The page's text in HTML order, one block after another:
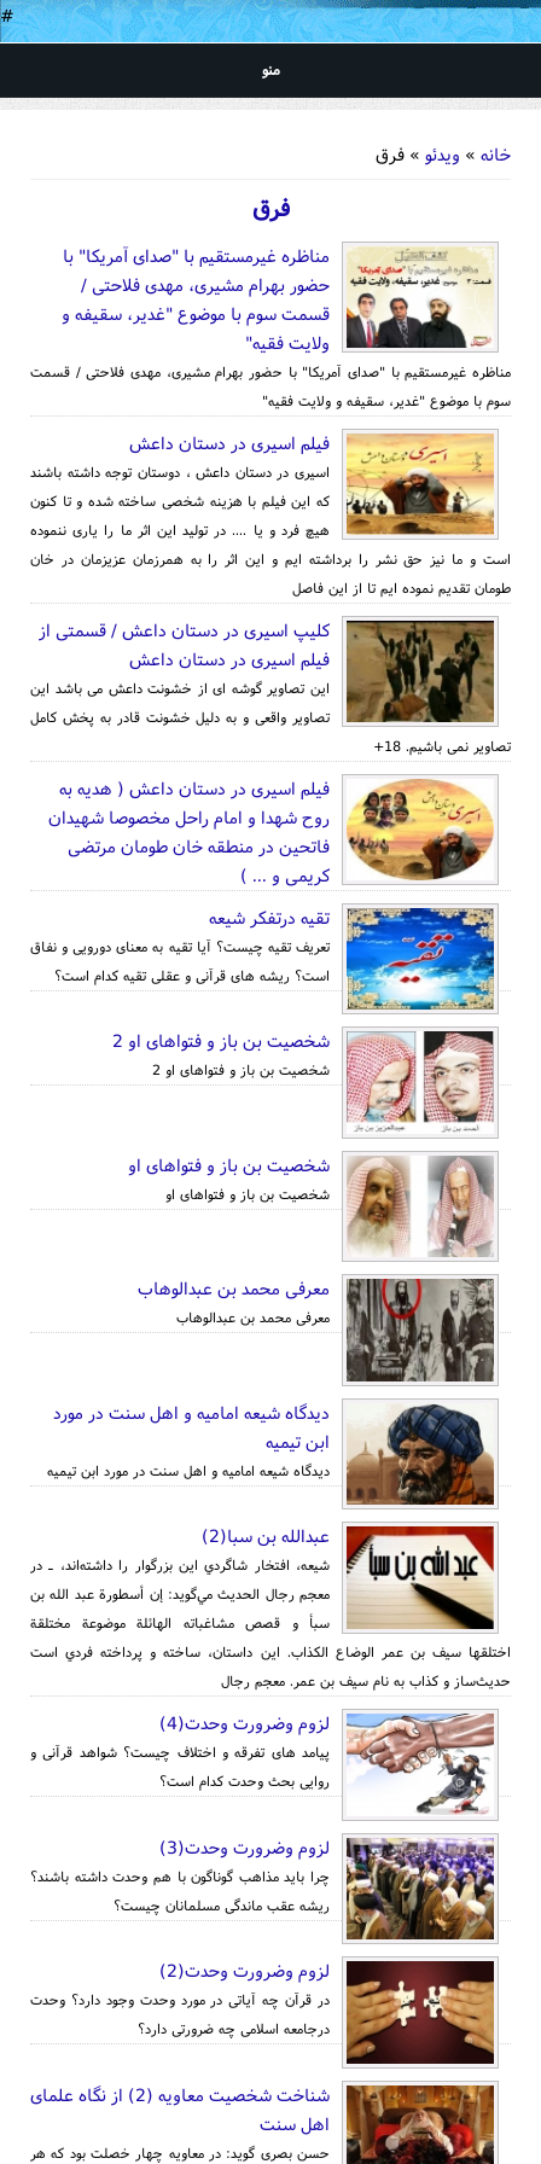
#
منو
خانه » ویدئو » فرق
فرق
مناظره غیرمستقیم با "صدای آمریکا" با
حضور بهرام مشیری، مهدی فلاحتی /
قسمت سوم با موضوع "غدیر، سقیفه و
ولایت فقیه"
مناظره غیرمستقیم با "صدای آمریکا" با حضور بهرام مشیری، مهدی فلاحتی / قسمت
سوم با موضوع "غدیر، سقیفه و ولایت فقیه"
فیلم اسیری در دستان داعش
اسیری در دستان داعش ، دوستان توجه داشته باشند
که این فیلم با هزینه شخصی ساخته شده و تا کنون
هیچ فرد و یا .... در تولید این اثر ما را یاری ننموده
است و ما نیز حق نشر را برداشته ایم و این اثر را به همرزمان عزیزمان در خان
طومان تقدیم نموده ایم تا از این فاصل
کلیپ اسیری در دستان داعش / قسمتی از
فیلم اسیری در دستان داعش
این تصاویر گوشه ای از خشونت داعش می باشد این
تصاویر واقعی و به دلیل خشونت قادر به پخش کامل
تصاویر نمی باشیم. 18+
فیلم اسیری در دستان داعش ( هدیه به
روح شهدا و امام راحل مخصوصا شهیدان
فاتحین در منطقه خان طومان مرتضی
کریمی و ... )
تقیه درتفکر شیعه
تعریف تقیه چیست؟ آیا تقیه به معنای دورویی و نفاق
است؟ ریشه های قرآنی و عقلی تقیه کدام است؟
شخصیت بن باز و فتواهای او 2
شخصیت بن باز و فتواهای او 2
شخصیت بن باز و فتواهای او
شخصیت بن باز و فتواهای او
معرفی محمد بن عبدالوهاب
معرفی محمد بن عبدالوهاب
دیدگاه شیعه امامیه و اهل سنت در مورد
ابن تیمیه
دیدگاه شیعه امامیه و اهل سنت در مورد ابن تیمیه
عبدالله بن سبا(2)
شيعه، افتخار شاگردي اين بزرگوار را داشته‌اند، ـ در
معجم رجال الحديث مي‌گويد: إن أسطورة عبد الله بن
سبأ و قصص مشاغباته الهائلة موضوعة مختلقة
اختلقها سيف بن عمر الوضاع الكذاب. اين داستان، ساخته و پرداخته فردي است
حديث‌ساز و کذاب به نام سيف بن عمر. معجم رجال
لزوم وضرورت وحدت(4)
پیامد های تفرقه و اختلاف چیست؟ شواهد قرآنی و
روایی بحث وحدت کدام است؟
لزوم وضرورت وحدت(3)
چرا باید مذاهب گوناگون با هم وحدت داشته باشند؟
ریشه عقب ماندگی مسلمانان چیست؟
لزوم وضرورت وحدت(2)
در قرآن چه آیاتی در مورد وحدت وجود دارد؟ وحدت
درجامعه اسلامی چه ضرورتی دارد؟
شناخت شخصیت معاویه (2) از نگاه علمای
اهل سنت
حسن بصری گوید: در معاویه چهار خصلت بود که هر